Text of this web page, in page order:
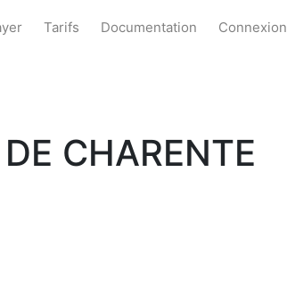
Tarifs Documentation Connexion
CHARENTE